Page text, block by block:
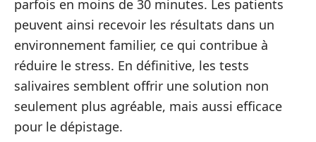
parfois en moins de 30 minutes. Les patients
peuvent ainsi recevoir les résultats dans un
environnement familier, ce qui contribue à
réduire le stress. En définitive, les tests
salivaires semblent offrir une solution non
seulement plus agréable, mais aussi efficace
pour le dépistage.